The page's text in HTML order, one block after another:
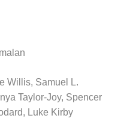
Willis, Samuel L.
Taylor-Joy, Spencer
Luke Kirby